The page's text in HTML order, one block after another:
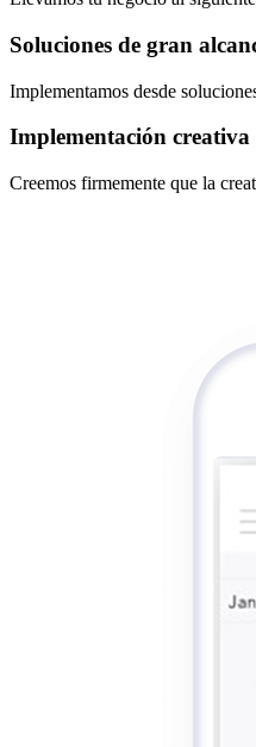
Soluciones de gran
Implementamos desde
Implementación creativa
Creemos firmemente que la